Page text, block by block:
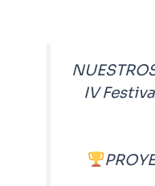
IV